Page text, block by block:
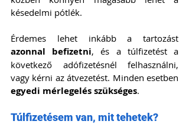
késedelmi pótlék.
azonnal befizetni, és a túlfizetést a
következő adófizetésnél felhasználni,
egyedi mérlegelés szükséges.
Túlfizetésem van, mit tehetek?